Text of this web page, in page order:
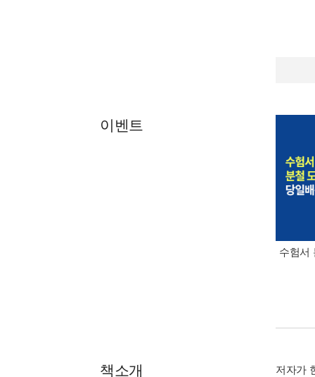
이벤트
수험서
책소개
저자가